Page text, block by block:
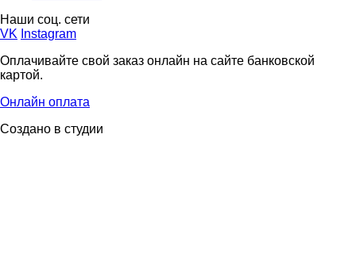
Наши соц. сети
VK Instagram
Оплачивайте свой заказ онлайн на сайте банковской
картой.
Онлайн оплата
Создано в студии